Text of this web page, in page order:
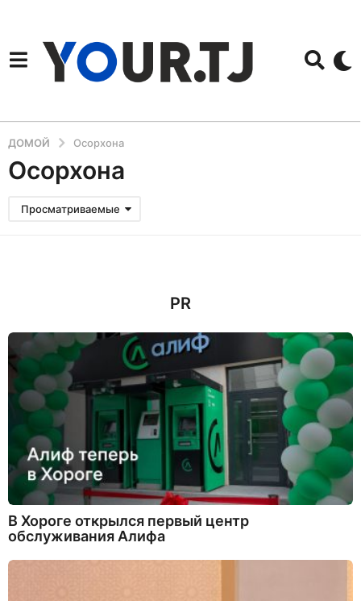
ДОМОЙ Осорхона
Осорхона
Просматриваемые
PR
В Хороге открылся первый центр
обслуживания Алифа